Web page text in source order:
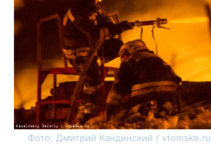
Фото: Дмитрий Кандинский / vtomske.ru